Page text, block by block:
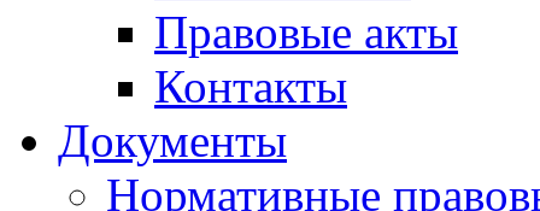
Правовые акты
Контакты
Документы
Нормативные